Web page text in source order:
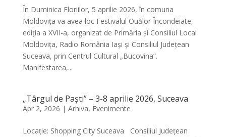
În Duminica Floriilor, 5 aprilie 2026, în comuna
Moldovița va avea loc Festivalul Ouălor Încondeiate,
ediția a XVII-a, organizat de Primăria și Consiliul Local
Moldovița, Radio România Iași și Consiliul Județean
Suceava, prin Centrul Cultural „Bucovina”.
Manifestarea,...
„Târgul de Paști” – 3-8 aprilie 2026, Suceava
Apr 2, 2026 | Arhiva, Evenimente
Locație: Shopping City Suceava Consiliul Județean